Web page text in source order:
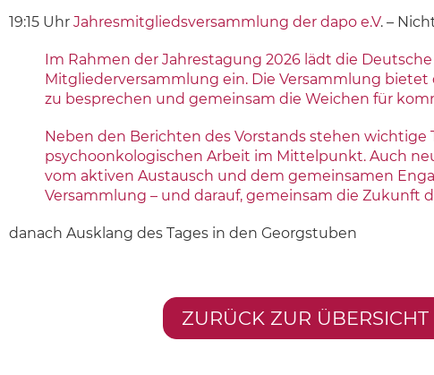
19:15 Uhr Jahresmitgliedsversammlung der dapo e.V. –
Im Rahmen der Jahrestagung 2026 lädt die
Mitgliederversammlung ein. Die Versammlung
zu besprechen und gemeinsam die Weichen für
Neben den Berichten des Vorstands stehen
psychoonkologischen Arbeit im Mittelpunkt. Auch
vom aktiven Austausch und dem gemeinsamen
Versammlung – und darauf, gemeinsam die Zukunft
danach Ausklang des Tages in den Georgstuben
ZURÜCK ZUR ÜBERSICHT